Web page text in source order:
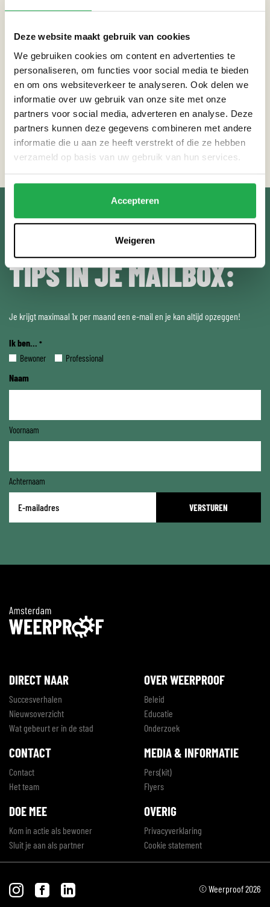
Deze website maakt gebruik van cookies
We gebruiken cookies om content en advertenties te
personaliseren, om functies voor social media te bieden
en om ons websiteverkeer te analyseren. Ook delen we
informatie over uw gebruik van onze site met onze
partners voor social media, adverteren en analyse. Deze
partners kunnen deze gegevens combineren met andere
informatie die u aan ze heeft verstrekt of die ze hebben
verzameld op basis van uw gebruik van hun services.
Accepteren
Weigeren
ZO WERKT DE APP
1. Download de gratis IZI Travel-app .
2. Open de link van de route in de app.
3. Zet jelocatie aanen ga naar het startpunt.
4. Druk opstart.
5. Volg de kaart en loop of fiets in je eigen tempo.
ONTVANG WEERPROOF
TIPS IN JE MAILBOX:
Je krijgt maximaal 1x per maand een e-mail en je kan altijd opzeggen!
Ik ben... *
Bewoner Professional
Naam
Voornaam
Achternaam
mailadres
DIRECT NAAR
Succesverhalen
Nieuwsoverzicht
Wat gebeurt er in de stad
OVER WEERPROOF
Beleid
Educatie
Onderzoek
CONTACT
Contact
Het team
MEDIA & INFORMATIE
Pers(kit)
Flyers
DOE MEE
Kom in actie als bewoner
Sluit je aan als partner
OVERIG
Privacyverklaring
Cookie statement
© Weerproof 2026